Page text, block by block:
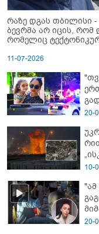
რაზე დგას თბილისი -
ბევრმა არ იცის, რომ
რომელიც
11-07-2026
-
20-
10-
20-